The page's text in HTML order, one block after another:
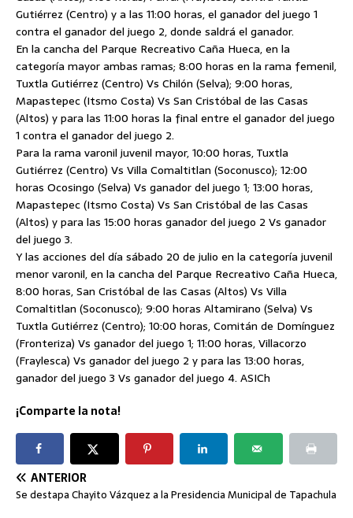
Gutiérrez (Centro) y a las 11:00 horas, el ganador del juego 1
contra el ganador del juego 2, donde saldrá el ganador.
En la cancha del Parque Recreativo Caña Hueca, en la
categoría mayor ambas ramas; 8:00 horas en la rama femenil,
Tuxtla Gutiérrez (Centro) Vs Chilón (Selva); 9:00 horas,
Mapastepec (Itsmo Costa) Vs San Cristóbal de las Casas
(Altos) y para las 11:00 horas la final entre el ganador del juego
1 contra el ganador del juego 2.
Para la rama varonil juvenil mayor, 10:00 horas, Tuxtla
Gutiérrez (Centro) Vs Villa Comaltitlan (Soconusco); 12:00
horas Ocosingo (Selva) Vs ganador del juego 1; 13:00 horas,
Mapastepec (Itsmo Costa) Vs San Cristóbal de las Casas
(Altos) y para las 15:00 horas ganador del juego 2 Vs ganador
del juego 3.
Y las acciones del día sábado 20 de julio en la categoría juvenil
menor varonil, en la cancha del Parque Recreativo Caña Hueca,
8:00 horas, San Cristóbal de las Casas (Altos) Vs Villa
Comaltitlan (Soconusco); 9:00 horas Altamirano (Selva) Vs
Tuxtla Gutiérrez (Centro); 10:00 horas, Comitán de Domínguez
(Fronteriza) Vs ganador del juego 1; 11:00 horas, Villacorzo
(Fraylesca) Vs ganador del juego 2 y para las 13:00 horas,
ganador del juego 3 Vs ganador del juego 4. ASICh
¡Comparte la nota!
ANTERIOR
Se destapa Chayito Vázquez a la Presidencia Municipal de Tapachula